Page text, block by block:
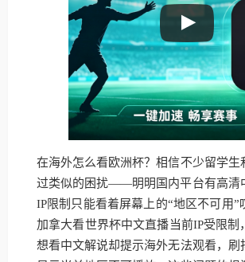
在海外怎么看欧洲杯？相信不少留学生
过类似的困扰——明明国内平台有高清
IP限制只能看着屏幕上的“地区不可用”
加拿大看世界杯中文直播当前IP受限制
想看中文解说却提示海外无法观看，刷